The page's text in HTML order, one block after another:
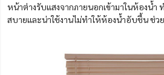
หน้าต่างรับแสงจากภายนอกเข้ามาในห้องน้ำ
สบายและน่าใช้งานไม่ทำให้ห้องน้ำอับชื้น ช่ว